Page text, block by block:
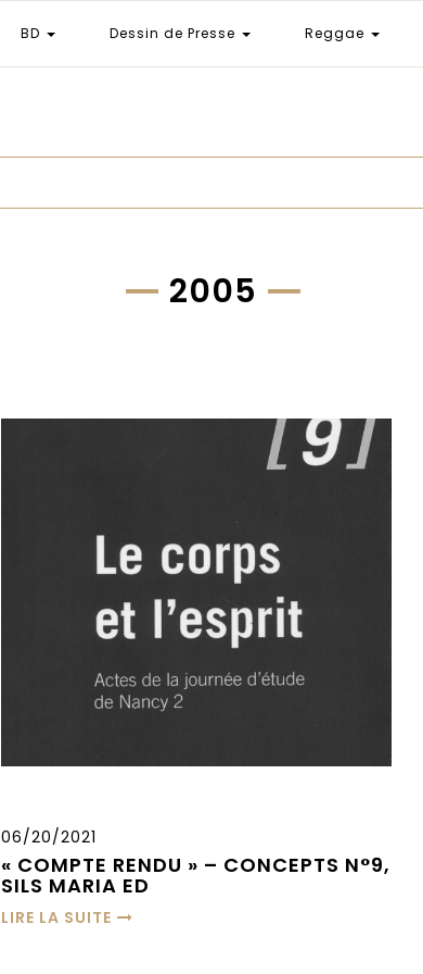
BD Dessin de Presse Reggae
2005
06/20/2021
« COMPTE RENDU » – CONCEPTS N°9,
SILS MARIA ED
LIRE LA SUITE